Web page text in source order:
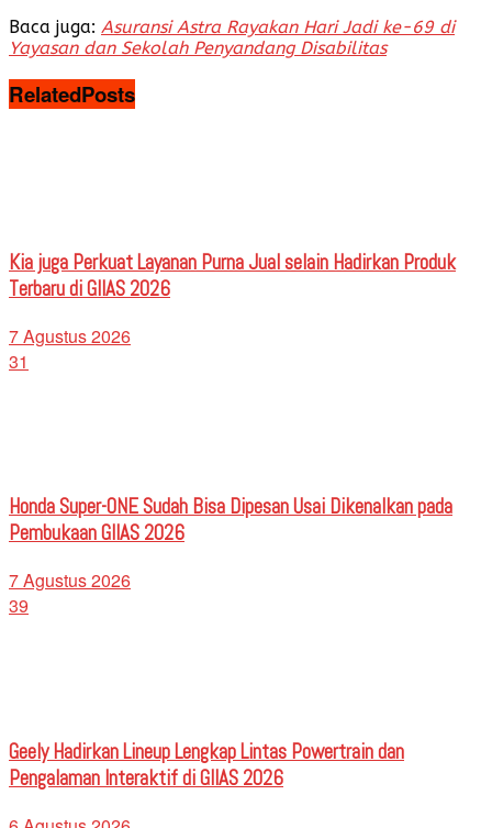
Baca juga: Asuransi Astra Rayakan Hari Jadi ke-69 di
Yayasan dan Sekolah Penyandang Disabilitas
RelatedPosts
Kia juga Perkuat Layanan Purna Jual selain Hadirkan Produk
Terbaru di GIIAS 2026
7 Agustus 2026
31
Honda Super-ONE Sudah Bisa Dipesan Usai Dikenalkan pada
Pembukaan GIIAS 2026
7 Agustus 2026
39
Geely Hadirkan Lineup Lengkap Lintas Powertrain dan
Pengalaman Interaktif di GIIAS 2026